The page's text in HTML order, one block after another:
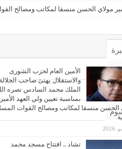
مولاي الحسن منسقا لمكاتب ومصالح
الأمين العام لحزب الشورى
والاستقلال يهنئ صاحب
الملك محمد السادس نصره
بمناسبة تعيين ولي العهد الأمير
الحسن منسقا لمكاتب ومصالح القوات
تشاد .. افتتاح مسجد محمد